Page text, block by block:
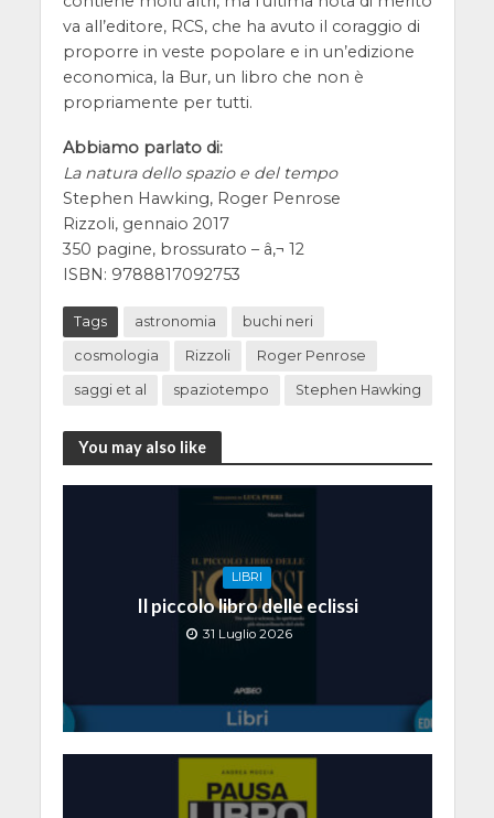
va all’editore, RCS, che ha avuto il coraggio di
proporre in veste popolare e in un’edizione
economica, la Bur, un libro che non è
propriamente per tutti.
Abbiamo parlato di:
La natura dello spazio e del tempo
Stephen Hawking, Roger Penrose
Rizzoli, gennaio 2017
350 pagine, brossurato – â‚¬ 12
ISBN: 9788817092753
Tags astronomia buchi neri
cosmologia Rizzoli Roger Penrose
saggi et al spaziotempo Stephen Hawking
You may also like
LIBRI
Il piccolo libro delle eclissi
31 Luglio 2026